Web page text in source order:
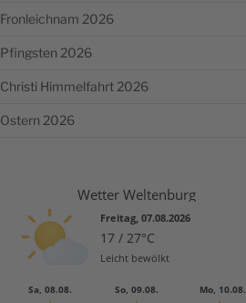
Fronleichnam 2026
Pfingsten 2026
Christi Himmelfahrt 2026
Ostern 2026
Wetter Weltenburg
Freitag, 07.08.2026
17 / 27°C
Leicht bewölkt
Sa, 08.08. So, 09.08. Mo, 10.08.